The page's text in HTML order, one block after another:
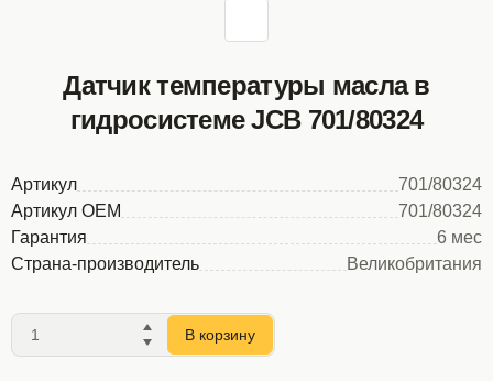
Датчик температуры масла в
гидросистеме JCB 701/80324
Артикул
701/80324
Артикул OEM
701/80324
Гарантия
6 мес
Страна-производитель
Великобритания
В корзину